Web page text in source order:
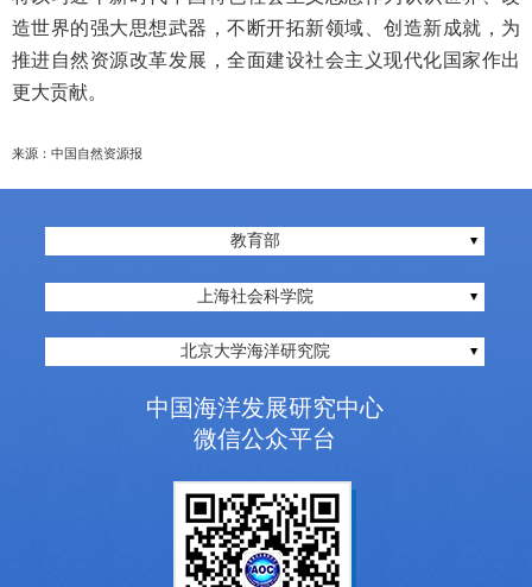
造世界的强大思想武器，不断开拓新领域、创造新成就，为
推进自然资源改革发展，全面建设社会主义现代化国家作出
更大贡献。
来源：中国自然资源报
教育部
上海社会科学院
北京大学海洋研究院
中国海洋发展研究中心
微信公众平台